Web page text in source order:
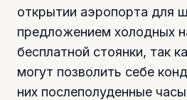
открытии аэропорта для
предложением холодных
бесплатной стоянки, так
могут позволить себе
них послеполуденные